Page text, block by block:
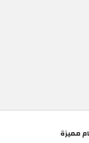
مميزة